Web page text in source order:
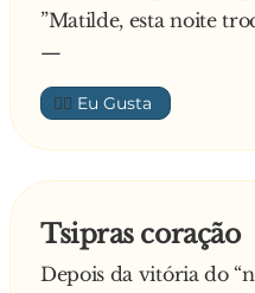
”Matilde, esta noite
—
👍🏼
Tsipras coração
Depois da vitória do